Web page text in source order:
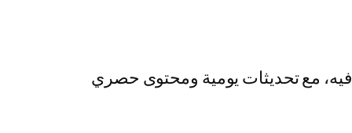
مع تحديثات يومية ومحتوى حصري